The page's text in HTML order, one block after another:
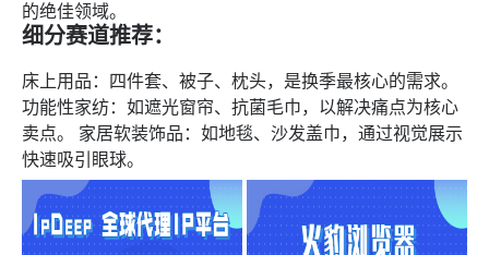
的绝佳领域。
细分赛道推荐：
床上用品：四件套、被子、枕头，是换季最核心的需求。
功能性家纺：如遮光窗帘、抗菌毛巾，以解决痛点为核心
卖点。 家居软装饰品：如地毯、沙发盖巾，通过视觉展示
快速吸引眼球。